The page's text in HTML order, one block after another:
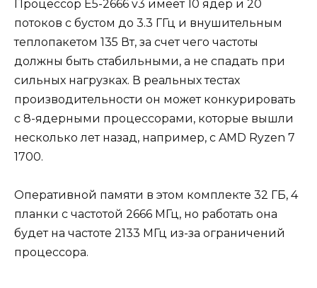
Процессор E5-2666 v3 имеет 10 ядер и 20
потоков с бустом до 3.3 ГГц и внушительным
теплопакетом 135 Вт, за счет чего частоты
должны быть стабильными, а не спадать при
сильных нагрузках. В реальных тестах
производительности он может конкурировать
с 8-ядерными процессорами, которые вышли
несколько лет назад, например, с AMD Ryzen 7
1700.
Оперативной памяти в этом комплекте 32 ГБ, 4
планки с частотой 2666 МГц, но работать она
будет на частоте 2133 МГц из-за ограничений
процессора.